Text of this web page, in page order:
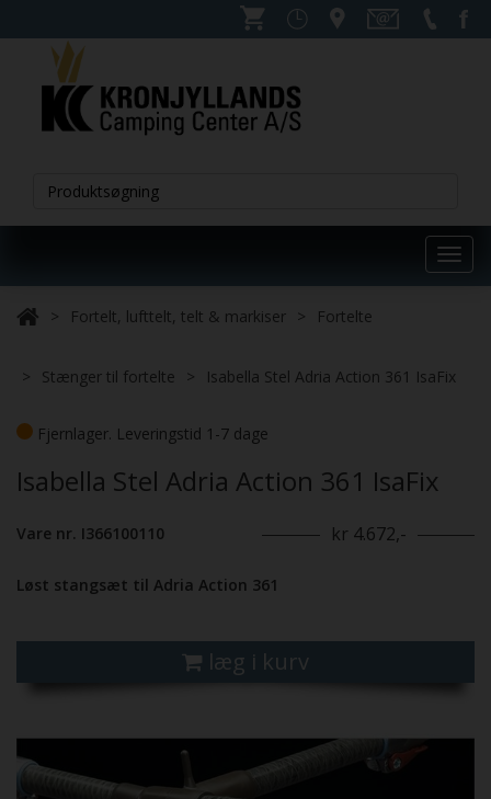
Fortelt, lufttelt, telt & markiser Fortelte
Stænger til fortelte Isabella Stel Adria Action 361 IsaFix
Fjernlager. Leveringstid 1-7 dage
Isabella Stel Adria Action 361 IsaFix
Vare nr. I366100110 kr 4.672,-
Løst stangsæt til Adria Action 361
læg i kurv